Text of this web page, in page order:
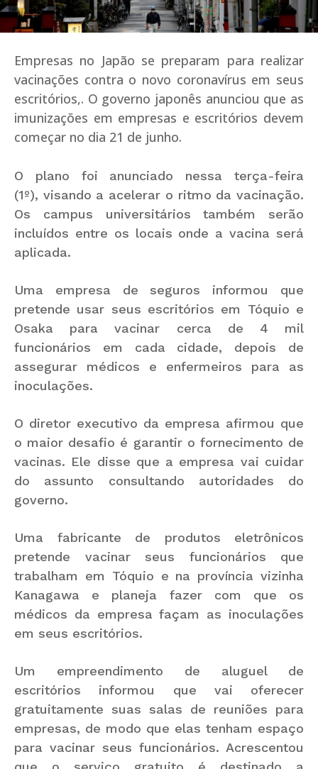
Empresas no Japão se preparam para realizar
vacinações contra o novo coronavírus em seus
escritórios,. O governo japonês anunciou que as
imunizações em empresas e escritórios devem
começar no dia 21 de junho.
O plano foi anunciado nessa terça-feira
(1º), visando a acelerar o ritmo da vacinação.
Os campus universitários também serão
incluídos entre os locais onde a vacina será
aplicada.
Uma empresa de seguros informou que
pretende usar seus escritórios em Tóquio e
Osaka para vacinar cerca de 4 mil
funcionários em cada cidade, depois de
assegurar médicos e enfermeiros para as
inoculações.
O diretor executivo da empresa afirmou que
o maior desafio é garantir o fornecimento de
vacinas. Ele disse que a empresa vai cuidar
do assunto consultando autoridades do
governo.
Uma fabricante de produtos eletrônicos
pretende vacinar seus funcionários que
trabalham em Tóquio e na província vizinha
Kanagawa e planeja fazer com que os
médicos da empresa façam as inoculações
em seus escritórios.
Um empreendimento de aluguel de
escritórios informou que vai oferecer
gratuitamente suas salas de reuniões para
empresas, de modo que elas tenham espaço
para vacinar seus funcionários. Acrescentou